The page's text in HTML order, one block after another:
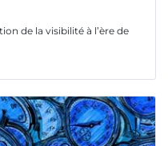
de la visibilité à l’ère de